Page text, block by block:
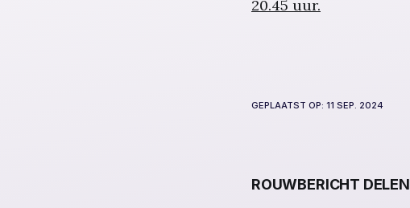
20.45 uur.
GEPLAATST OP: 11 SEP. 2024
ROUWBERICHT DELEN